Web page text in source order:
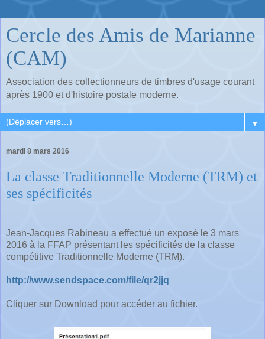
Cercle des Amis de Marianne
(CAM)
Association des collectionneurs de timbres d'usage courant
après 1900 et d'histoire postale moderne.
▼
mardi 8 mars 2016
La classe Traditionnelle Moderne (TRM) et
ses spécificités
Jean-Jacques Rabineau a effectué un exposé le 3 mars
2016 à la FFAP présentant les spécificités de la classe
compétitive Traditionnelle Moderne (TRM).
http://www.sendspace.com/file/qr2jjq
Cliquer sur Download pour accéder au fichier.